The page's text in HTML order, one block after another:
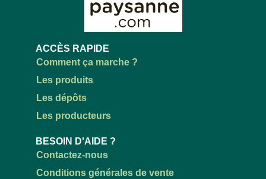
ACCÈS RAPIDE
Comment ça marche ?
Les produits
Les dépôts
Les producteurs
BESOIN D'AIDE ?
Contactez-nous
Conditions générales de vente